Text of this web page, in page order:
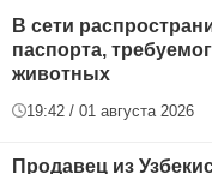
В сети
паспорта,
животных
19:42 / 01 августа 2026
Продавец из